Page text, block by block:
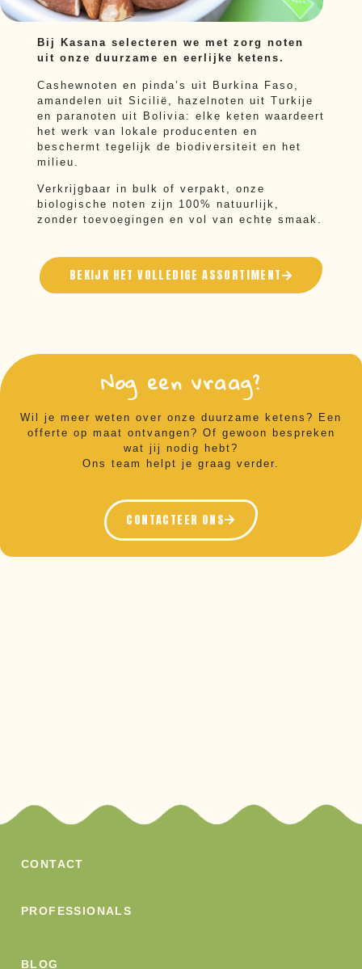
Bij Kasana selecteren we met zorg noten
uit onze duurzame en eerlijke ketens.
Cashewnoten en pinda’s uit Burkina Faso,
amandelen uit Sicilië, hazelnoten uit Turkije
en paranoten uit Bolivia: elke keten waardeert
het werk van lokale producenten en
beschermt tegelijk de biodiversiteit en het
milieu.
Verkrijgbaar in bulk of verpakt, onze
biologische noten zijn 100% natuurlijk,
zonder toevoegingen en vol van echte smaak.
BEKIJK HET VOLLEDIGE ASSORTIMENT
Nog een vraag?
Wil je meer weten over onze duurzame ketens? Een
offerte op maat ontvangen? Of gewoon bespreken
wat jij nodig hebt?
Ons team helpt je graag verder.
CONTACTEER ONS
CONTACT
PROFESSIONALS
BLOG